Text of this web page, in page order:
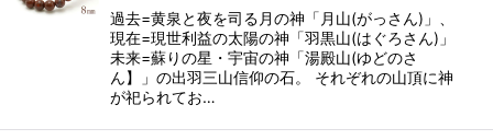
過去=黄泉と夜を司る月の神「月山(がっさん)」、
現在=現世利益の太陽の神「羽黒山(はぐろさん)」
未来=蘇りの星・宇宙の神「湯殿山(ゆどのさ
ん】」の出羽三山信仰の石。 それぞれの山頂に神
が祀られてお…